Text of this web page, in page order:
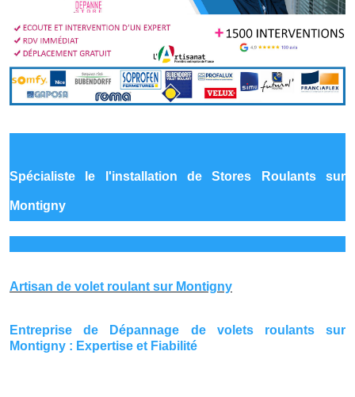
Spécialiste le l'installation de Stores Roulants sur
Montigny
Artisan de volet roulant sur Montigny
Entreprise de Dépannage de volets roulants sur
Montigny : Expertise et Fiabilité